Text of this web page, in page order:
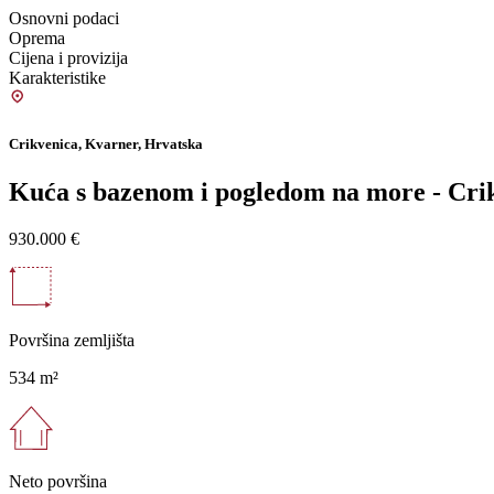
Osnovni podaci
Oprema
Cijena i provizija
Karakteristike
Crikvenica, Kvarner, Hrvatska
Kuća s bazenom i pogledom na more -
930.000 €
Površina zemljišta
534 m²
Neto površina